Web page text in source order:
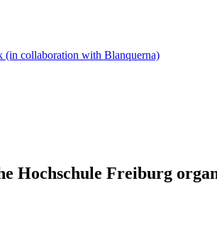
(in collaboration with Blanquerna)
Hochschule Freiburg